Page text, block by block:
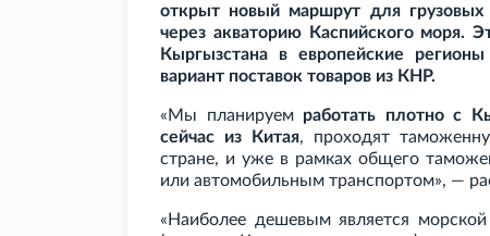
открыт новый маршрут для
через акваторию Каспийского моря.
Кыргызстана в европейские
вариант поставок товаров из КНР.
«Мы планируем работать плотно с
сейчас из Китая, проходят
стране, и уже в рамках общего
или автомобильным транспортом», —
«Наиболее дешевым является